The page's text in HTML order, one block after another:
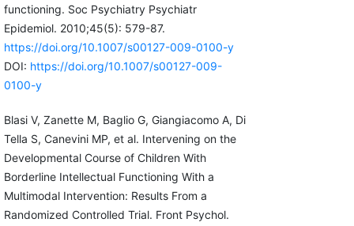
functioning. Soc Psychiatry Psychiatr
Epidemiol. 2010;45(5): 579-87.
https://doi.org/10.1007/s00127-009-0100-y
DOI: https://doi.org/10.1007/s00127-009-
0100-y
Blasi V, Zanette M, Baglio G, Giangiacomo A, Di
Tella S, Canevini MP, et al. Intervening on the
Developmental Course of Children With
Borderline Intellectual Functioning With a
Multimodal Intervention: Results From a
Randomized Controlled Trial. Front Psychol.